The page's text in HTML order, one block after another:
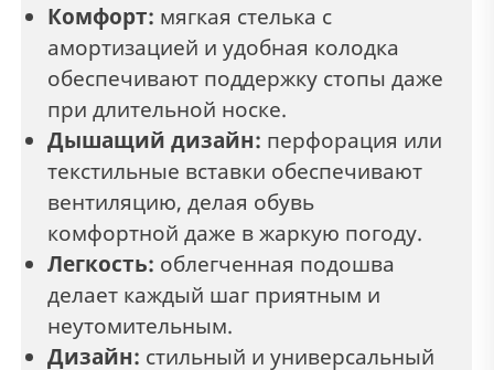
Комфорт: мягкая стелька с
амортизацией и удобная колодка
обеспечивают поддержку стопы даже
при длительной носке.
Дышащий дизайн: перфорация или
текстильные вставки обеспечивают
вентиляцию, делая обувь
комфортной даже в жаркую погоду.
Легкость: облегченная подошва
делает каждый шаг приятным и
неутомительным.
Дизайн: стильный и универсальный